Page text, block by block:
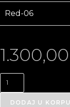
Red-06
1.300,00
DODAJ U KORPU